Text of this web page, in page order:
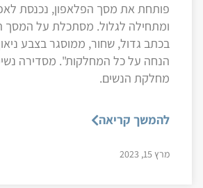
פותחת את מסך הפלאפון, נכנסת
ומתחילה לגלול. מסתכלת על המסך
הנחה על כל המחלקות". מסדירה
מחלקת הנשים.
להמשך קריאה
מרץ 15, 2023